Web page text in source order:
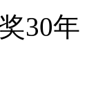
30年